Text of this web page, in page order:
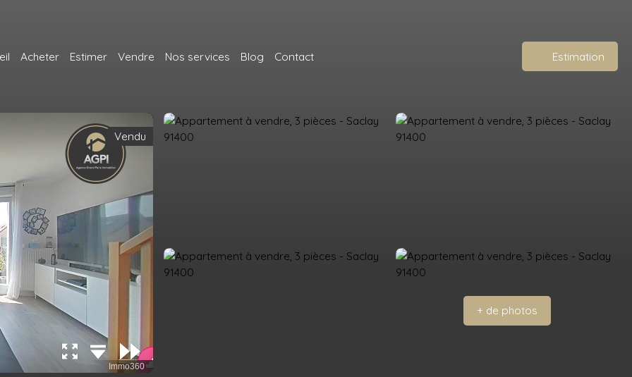
Acheter Estimer Vendre Nos services Blog Contact Estimation
Vendu
+ de photos